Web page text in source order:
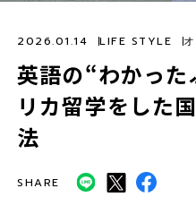
英語の“わかっ
リカ留学をした
法
2026.01.14 LIFE STYLE
SHARE